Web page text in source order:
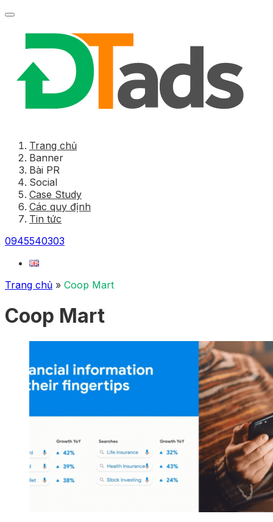
Trang chủ
Banner
Bài PR
Social
Case Study
Các quy định
Tin tức
0945540303
Trang chủ » Coop Mart
Coop Mart